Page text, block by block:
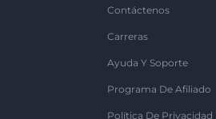
Contáctenos
Carreras
Ayuda Y Soporte
Programa De Afiliado
Política De Privacidad